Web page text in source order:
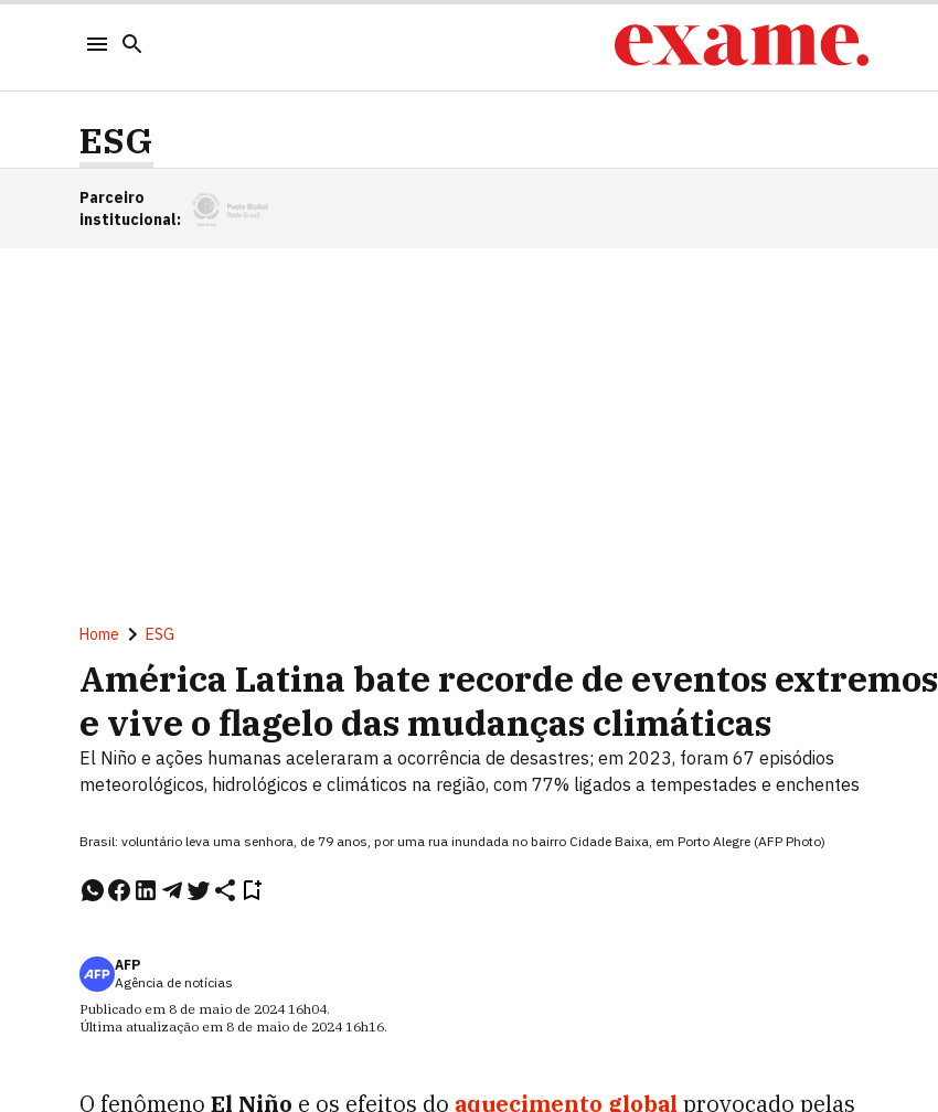
ESG
Parceiro
institucional:
Home ESG
América Latina bate recorde de eventos extremos
e vive o flagelo das mudanças climáticas
El Niño e ações humanas aceleraram a ocorrência de desastres; em 2023, foram 67 episódios
meteorológicos, hidrológicos e climáticos na região, com 77% ligados a tempestades e enchentes
Brasil: voluntário leva uma senhora, de 79 anos, por uma rua inundada no bairro Cidade Baixa, em Porto Alegre (AFP Photo)
AFP
Agência de notícias
Publicado em 8 de maio de 2024 16h04.
Última atualização em 8 de maio de 2024 16h16.
O fenômeno El Niño e os efeitos do aquecimento global provocado pelas